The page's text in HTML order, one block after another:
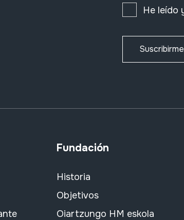
He leído
Suscribirme
Fundación
Historia
Objetivos
Oiartzungo HM eskola